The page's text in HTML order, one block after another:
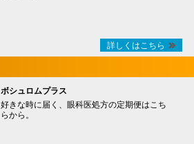
詳しくはこちら
ボシュロムプラス
好きな時に届く、眼科医処方の定期便はこち
らから。